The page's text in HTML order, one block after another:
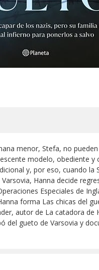
menor, Stefa, no
modelo, obediente
y, por eso, cuando la
Hanna decide
Especiales de
forma Las chicas del
autor de La catadora
del gueto de Varsovia y